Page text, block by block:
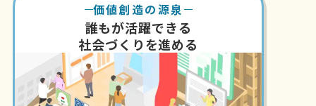
価値創造の源泉
誰もが活躍できる
社会づくりを進める